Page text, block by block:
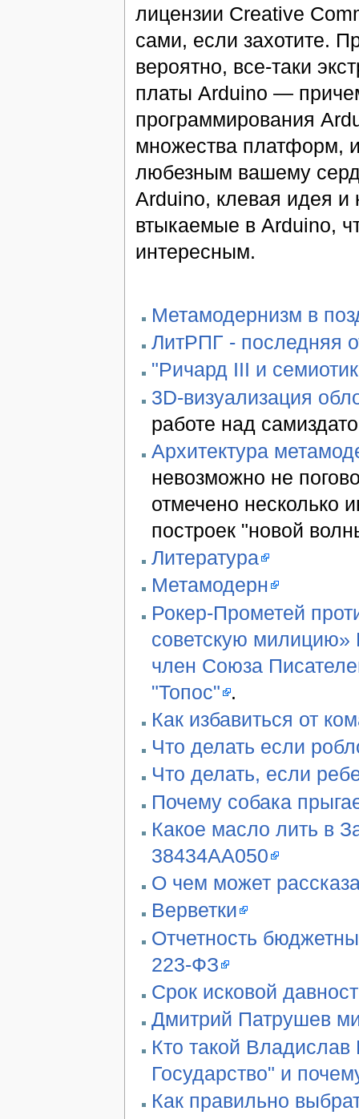
лицензии Creative
сами, если захотите.
вероятно, все-таки
платы Arduino —
программирования
множества платформ,
любезным вашему
Arduino, клевая идея и
втыкаемые в Arduino,
интересным.
Метамодернизм в
ЛитРПГ - последняя
"Ричард III и
3D-визуализация
работе над
Архитектура
невозможно не
отмечено несколько
построек "новой
Литература
Метамодерн
Рокер-Прометей
советскую
член Союза
"Топос" .
Как избавиться от
Что делать если
Что делать, если
Почему собака
Какое масло лить в
38434AA050
О чем может
Верветки
Отчетность
223-ФЗ
Срок исковой
Дмитрий Патрушев
Кто такой
Государство" и
Как правильно